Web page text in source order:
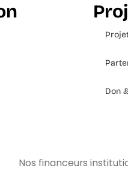
Don
Nos financeurs